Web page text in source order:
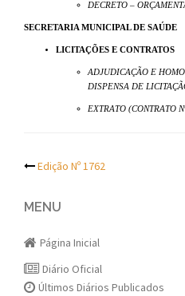
DECRETO –
SECRETARIA MUNICIPAL DE SAÚDE
LICITAÇÕES E CONTRATOS
ADJUDICAÇÃO E
DISPENSA DE
EXTRATO (CONTRATO
Post
navigation
Edição Nº 1762
MENU
Página Inicial
Diário Oficial
Últimos Diários Publicados